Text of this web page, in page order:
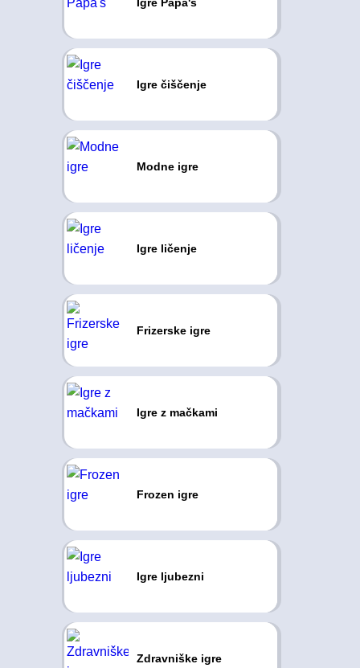
Igre čiščenje
Modne igre
Igre ličenje
Frizerske igre
Igre z mačkami
Frozen igre
Igre ljubezni
Zdravniške igre